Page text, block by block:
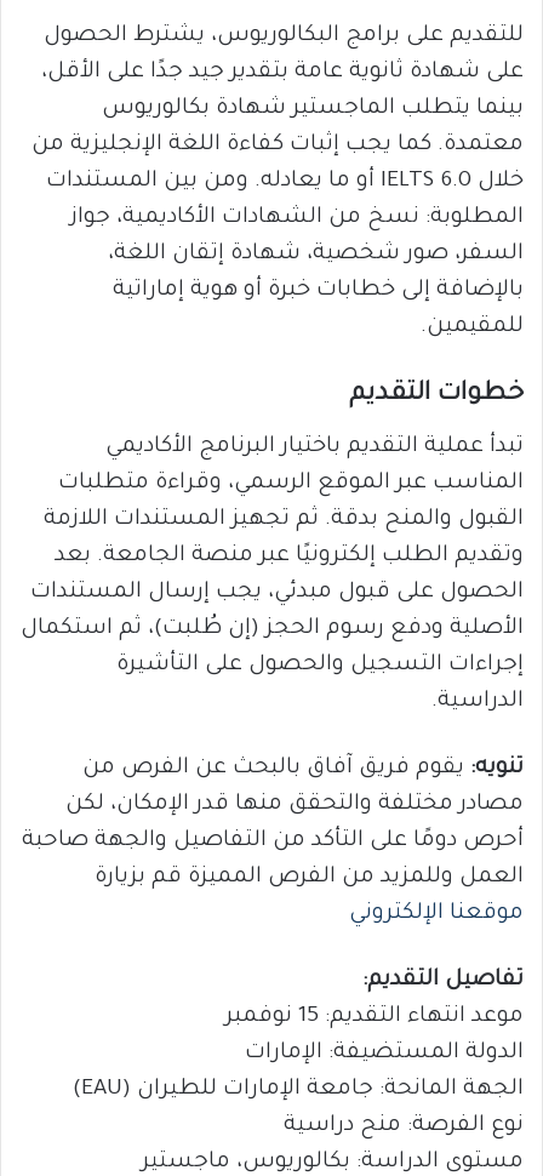
للتقديم على برامج البكالوريوس، يشترط الحصول
على شهادة ثانوية عامة بتقدير جيد جدًا على الأقل،
بينما يتطلب الماجستير شهادة بكالوريوس
معتمدة. كما يجب إثبات كفاءة اللغة الإنجليزية من
خلال IELTS 6.0 أو ما يعادله. ومن بين المستندات
المطلوبة: نسخ من الشهادات الأكاديمية، جواز
السفر، صور شخصية، شهادة إتقان اللغة،
بالإضافة إلى خطابات خبرة أو هوية إماراتية
للمقيمين.
خطوات التقديم
تبدأ عملية التقديم باختيار البرنامج الأكاديمي
المناسب عبر الموقع الرسمي، وقراءة متطلبات
القبول والمنح بدقة. ثم تجهيز المستندات اللازمة
وتقديم الطلب إلكترونيًا عبر منصة الجامعة. بعد
الحصول على قبول مبدئي، يجب إرسال المستندات
الأصلية ودفع رسوم الحجز (إن طُلبت)، ثم استكمال
إجراءات التسجيل والحصول على التأشيرة
الدراسية.
تنويه: يقوم فريق آفاق بالبحث عن الفرص من
مصادر مختلفة والتحقق منها قدر الإمكان، لكن
أحرص دومًا على التأكد من التفاصيل والجهة صاحبة
العمل وللمزيد من الفرص المميزة قم بزيارة
موقعنا الإلكتروني
تفاصيل التقديم:
موعد انتهاء التقديم: 15 نوفمبر
الدولة المستضيفة: الإمارات
الجهة المانحة: جامعة الإمارات للطيران (EAU)
نوع الفرصة: منح دراسية
مستوى الدراسة: بكالوريوس، ماجستير